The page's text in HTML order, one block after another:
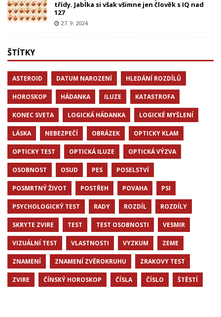
třídy. Jablka si však všimne jen člověk s IQ nad
127
27. 9. 2024
ŠTÍTKY
ASTEROID DATUM NAROZENÍ HLEDÁNÍ ROZDÍLŮ
HOROSKOP HÁDANKA ILUZE KATASTROFA
KONEC SVETA LOGICKÁ HÁDANKA LOGICKÉ MYŠLENÍ
LÁSKA NEBEZPEČÍ OBRÁZEK OPTICKY KLAM
OPTICKY TEST OPTICKÁ ILUZE OPTICKÁ VÝZVA
OSOBNOST OSUD PES POSELSTVÍ
POSMRTNÝ ŽIVOT POSTŘEH POVAHA PSI
PSYCHOLOGICKÝ TEST RADY ROZDÍL ROZDÍLY
SKRYTE ZVIRE TEST TEST OSOBNOSTI VESMIR
VIZUÁLNÍ TEST VLASTNOSTI VYZKUM ZEME
ZNAMENÍ ZNAMENÍ ZVĚROKRUHU ZRAKOVY TEST
ZVIRE ČÍNSKÝ HOROSKOP ČÍSLA ČÍSLO ŠTĚSTÍ